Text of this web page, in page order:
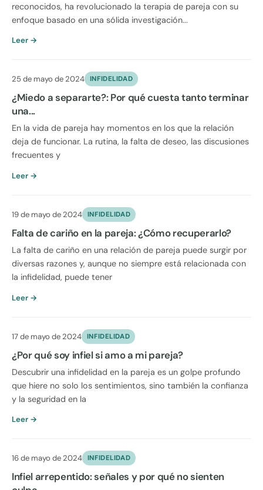
reconocidos, ha revolucionado la terapia de pareja con su
enfoque basado en una sólida investigación...
Leer →
25 de mayo de 2024 INFIDELIDAD
¿Miedo a separarte?: Por qué cuesta tanto terminar
una...
En la vida de pareja hay momentos en los que la relación
deja de funcionar. La rutina, la falta de deseo, las discusiones
frecuentes y
Leer →
19 de mayo de 2024 INFIDELIDAD
Falta de cariño en la pareja: ¿Cómo recuperarlo?
La falta de cariño en una relación de pareja puede surgir por
diversas razones y, aunque no siempre está relacionada con
la infidelidad, puede tener
Leer →
17 de mayo de 2024 INFIDELIDAD
¿Por qué soy infiel si amo a mi pareja?
Descubrir una infidelidad en la pareja es un golpe profundo
que hiere no solo los sentimientos, sino también la confianza
y la seguridad en la
Leer →
16 de mayo de 2024 INFIDELIDAD
Infiel arrepentido: señales y por qué no sienten